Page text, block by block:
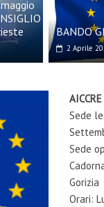
BANDO
2 Aprile
Sede
Sede
Gorizia
Orari: